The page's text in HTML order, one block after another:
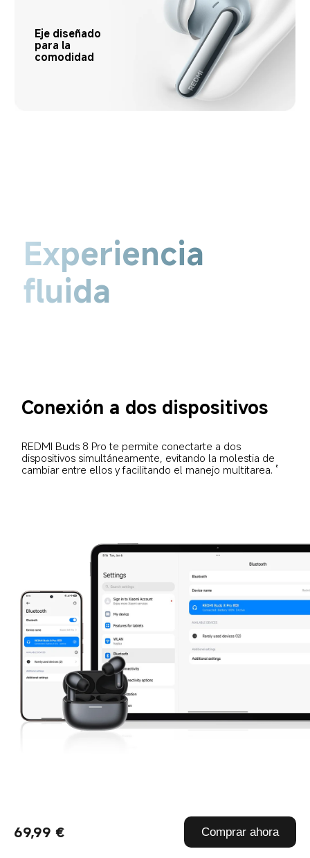
69,99 € Comprar ahora
Eje diseñado
para la
comodidad
Experiencia
fluida
Conexión a dos dispositivos
REDMI Buds 8 Pro te permite conectarte a dos
dispositivos simultáneamente, evitando la molestia de
cambiar entre ellos y facilitando el manejo multitarea.
8
Compartir audio de Xiaomi